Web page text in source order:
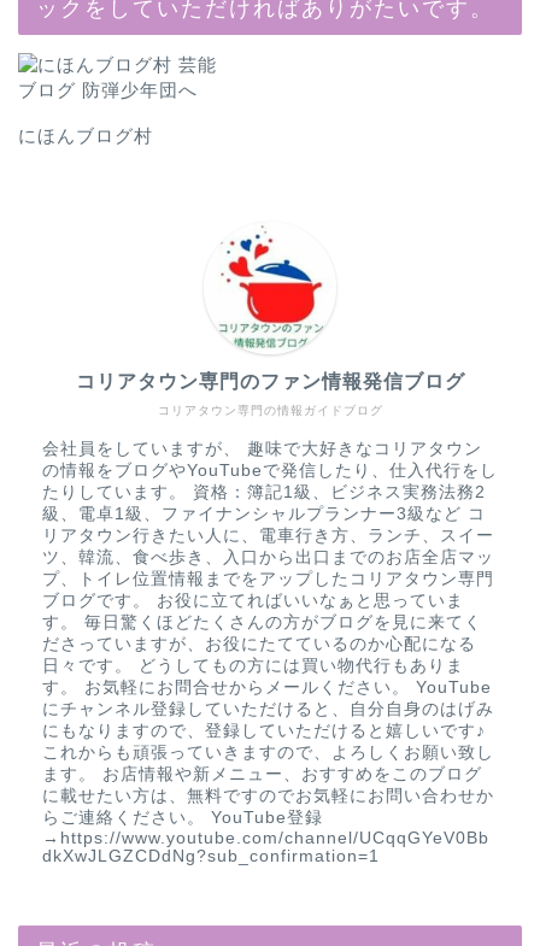
ックをしていただければありがたいです。
にほんブログ村
コリアタウン専門の情報ガイドブログ
コリアタウン専門のファン情報発信ブログ
会社員をしていますが、 趣味で大好きなコリアタウン
の情報をブログやYouTubeで発信したり、仕入代行をし
たりしています。 資格：簿記1級、ビジネス実務法務2
級、電卓1級、ファイナンシャルプランナー3級など コ
リアタウン行きたい人に、電車行き方、ランチ、スイー
ツ、韓流、食べ歩き、入口から出口までのお店全店マッ
プ、トイレ位置情報までをアップしたコリアタウン専門
ブログです。 お役に立てればいいなぁと思っていま
す。 毎日驚くほどたくさんの方がブログを見に来てく
ださっていますが、お役にたてているのか心配になる
日々です。 どうしてもの方には買い物代行もありま
す。 お気軽にお問合せからメールください。 YouTube
にチャンネル登録していただけると、自分自身のはげみ
にもなりますので、登録していただけると嬉しいです♪
これからも頑張っていきますので、よろしくお願い致し
ます。 お店情報や新メニュー、おすすめをこのブログ
に載せたい方は、無料ですのでお気軽にお問い合わせか
らご連絡ください。 YouTube登録
→https://www.youtube.com/channel/UCqqGYeV0Bb
dkXwJLGZCDdNg?sub_confirmation=1